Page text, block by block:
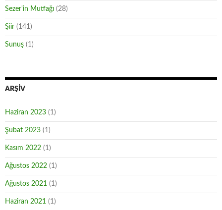
Sezer'in Mutfağı (28)
Şiir (141)
Sunuş (1)
ARŞIV
Haziran 2023 (1)
Şubat 2023 (1)
Kasım 2022 (1)
Ağustos 2022 (1)
Ağustos 2021 (1)
Haziran 2021 (1)